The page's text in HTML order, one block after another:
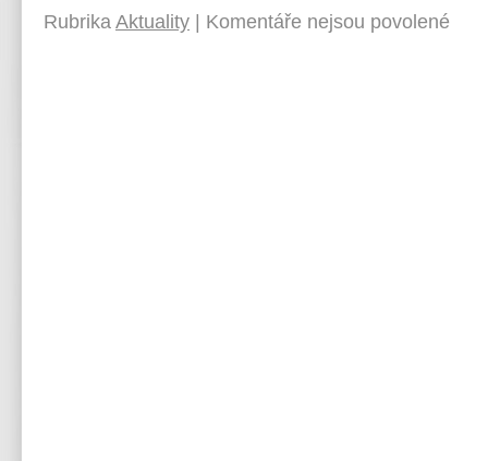
Rubrika Aktuality Komentáře nejsou povolené